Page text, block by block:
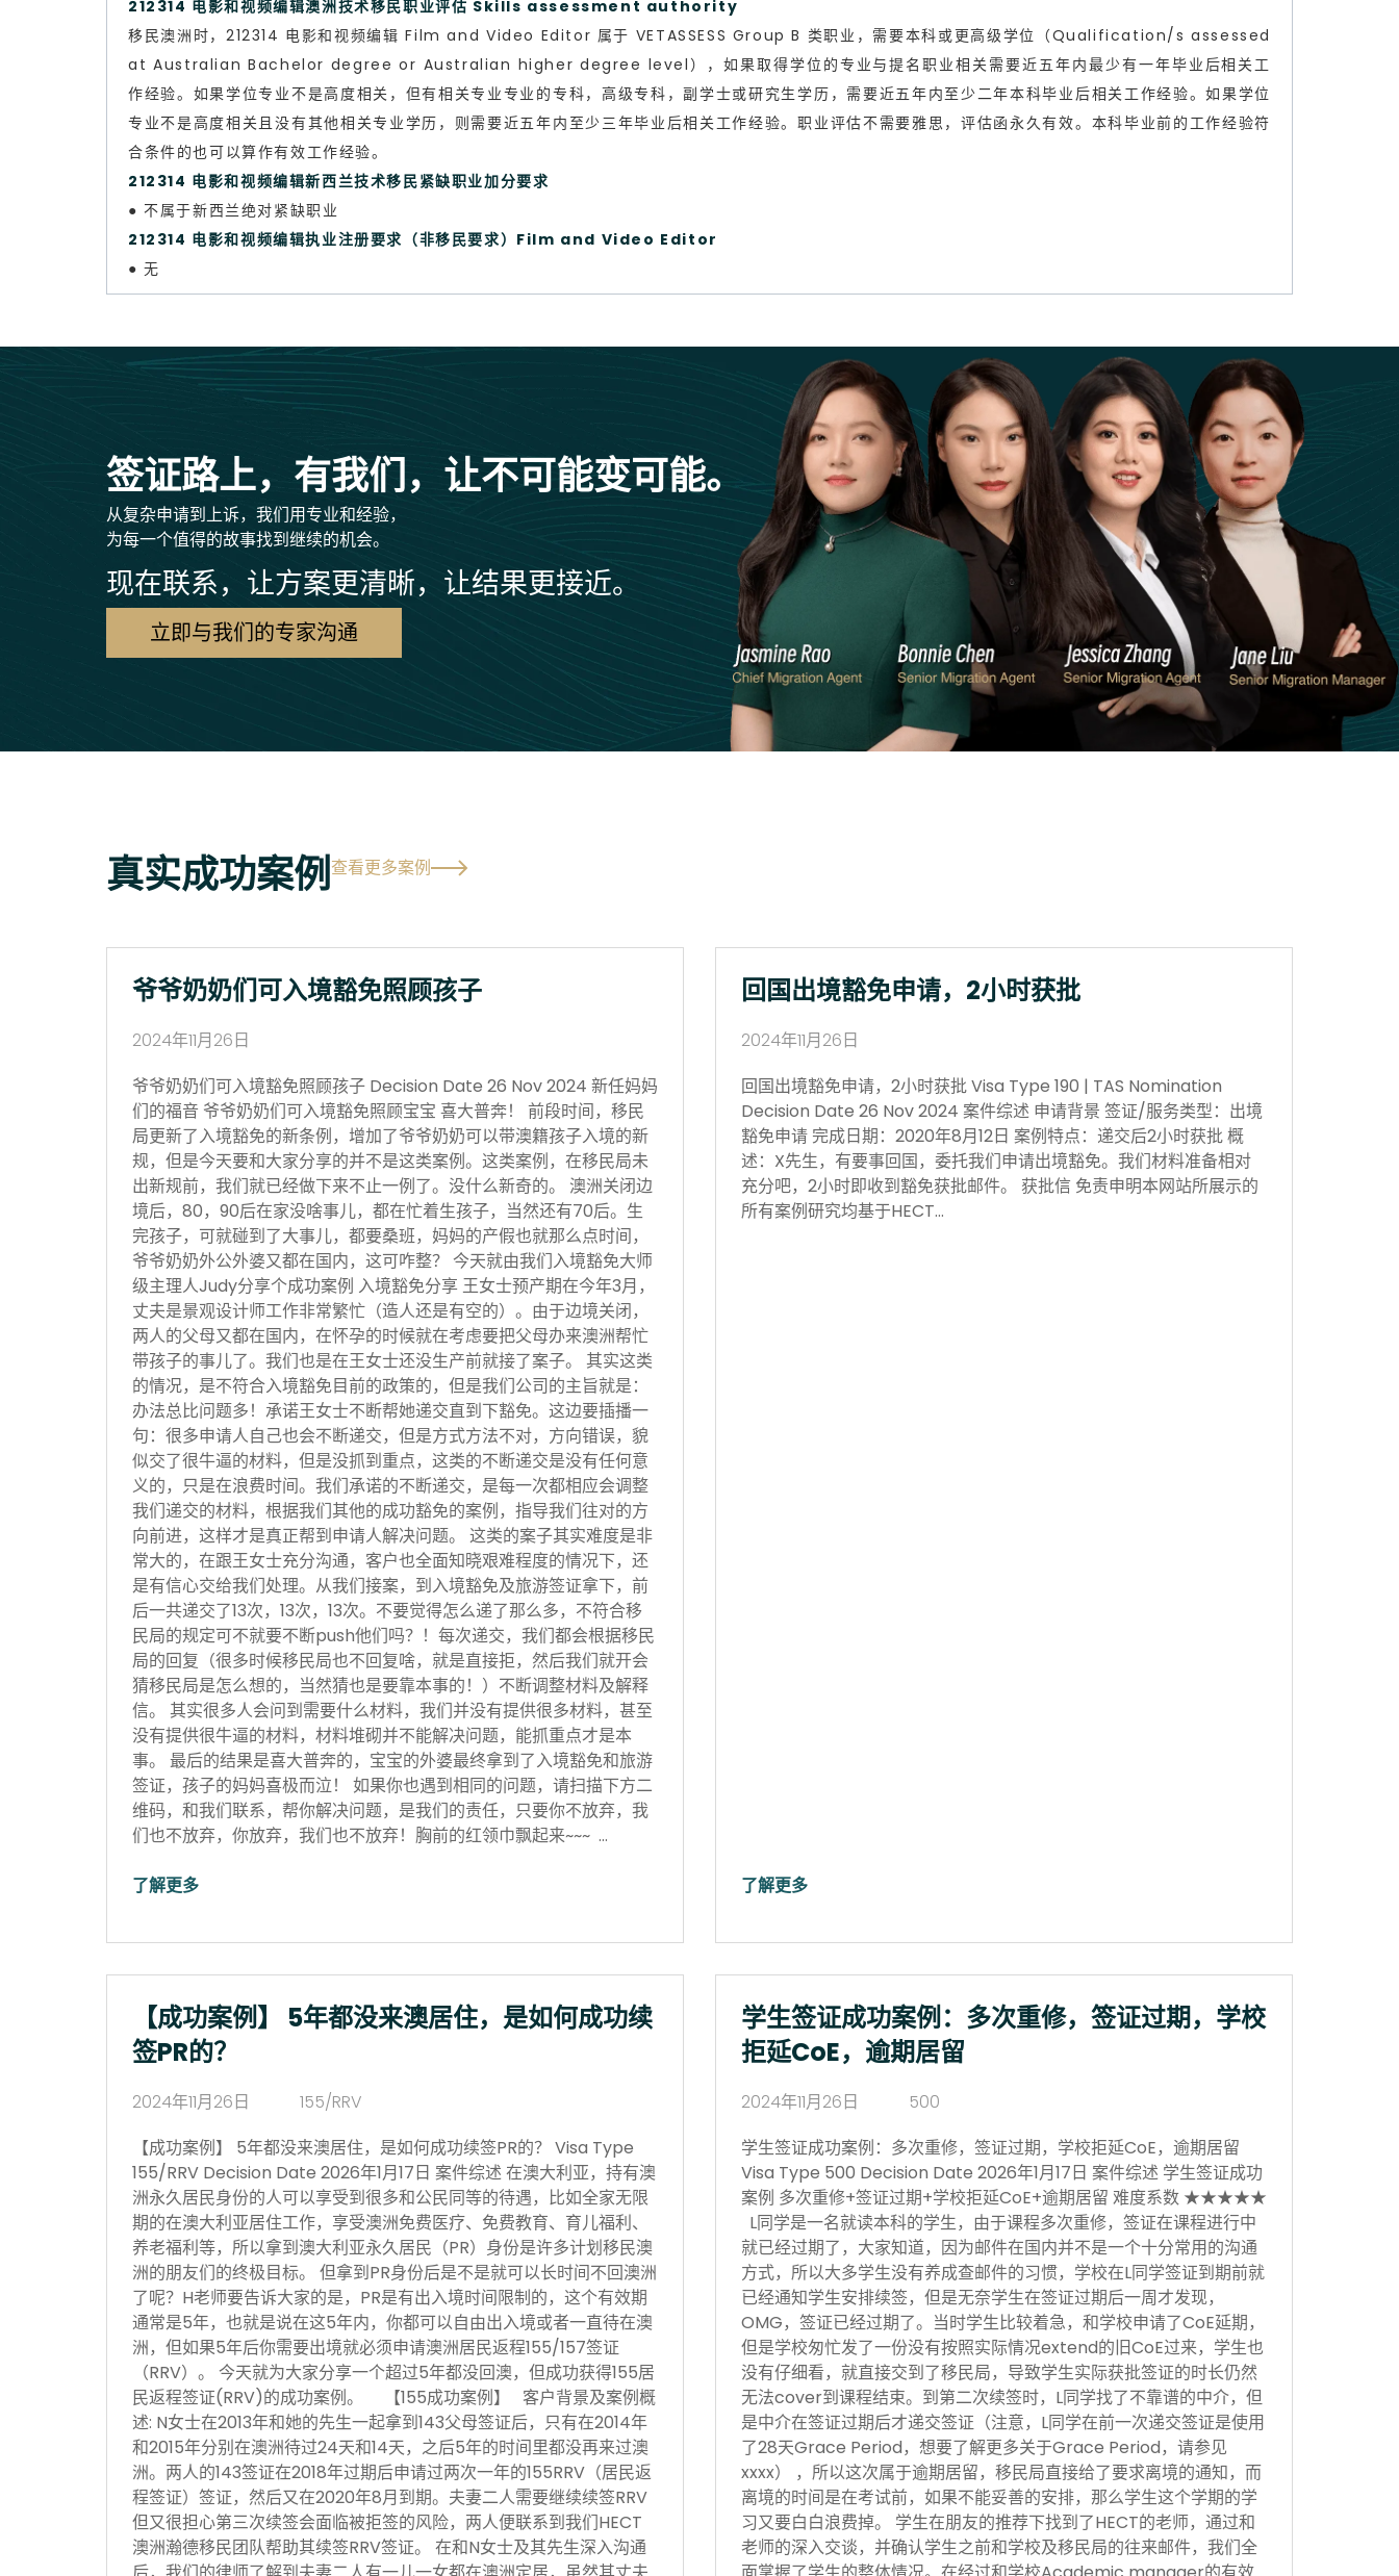
212314 电影和视频编辑澳洲技术移民职业评估 Skills assessment authority
移民澳洲时，212314 电影和视频编辑 Film and Video Editor 属于 VETASSESS Group B 类职业，需要本科或更高级学位（Qualification/s assessed
at Australian Bachelor degree or Australian higher degree level），如果取得学位的专业与提名职业相关需要近五年内最少有一年毕业后相关工
作经验。如果学位专业不是高度相关，但有相关专业专业的专科，高级专科，副学士或研究生学历，需要近五年内至少二年本科毕业后相关工作经验。如果学位
专业不是高度相关且没有其他相关专业学历，则需要近五年内至少三年毕业后相关工作经验。职业评估不需要雅思，评估函永久有效。本科毕业前的工作经验符
合条件的也可以算作有效工作经验。
212314 电影和视频编辑新西兰技术移民紧缺职业加分要求
● 不属于新西兰绝对紧缺职业
212314 电影和视频编辑执业注册要求（非移民要求）Film and Video Editor
● 无
签证路上，有我们，让不可能变可能。
从复杂申请到上诉，我们用专业和经验，
为每一个值得的故事找到继续的机会。
现在联系，让方案更清晰，让结果更接近。
立即与我们的专家沟通
真实成功案例查看更多案例
爷爷奶奶们可入境豁免照顾孩子
2024年11月26日
爷爷奶奶们可入境豁免照顾孩子 Decision Date 26 Nov 2024 新任妈妈
们的福音 爷爷奶奶们可入境豁免照顾宝宝 喜大普奔！ 前段时间，移民
局更新了入境豁免的新条例，增加了爷爷奶奶可以带澳籍孩子入境的新
规，但是今天要和大家分享的并不是这类案例。这类案例，在移民局未
出新规前，我们就已经做下来不止一例了。没什么新奇的。 澳洲关闭边
境后，80，90后在家没啥事儿，都在忙着生孩子，当然还有70后。生
完孩子，可就碰到了大事儿，都要桑班，妈妈的产假也就那么点时间，
爷爷奶奶外公外婆又都在国内，这可咋整？ 今天就由我们入境豁免大师
级主理人Judy分享个成功案例 入境豁免分享 王女士预产期在今年3月，
丈夫是景观设计师工作非常繁忙（造人还是有空的）。由于边境关闭，
两人的父母又都在国内，在怀孕的时候就在考虑要把父母办来澳洲帮忙
带孩子的事儿了。我们也是在王女士还没生产前就接了案子。 其实这类
的情况，是不符合入境豁免目前的政策的，但是我们公司的主旨就是：
办法总比问题多！承诺王女士不断帮她递交直到下豁免。这边要插播一
句：很多申请人自己也会不断递交，但是方式方法不对，方向错误，貌
似交了很牛逼的材料，但是没抓到重点，这类的不断递交是没有任何意
义的，只是在浪费时间。我们承诺的不断递交，是每一次都相应会调整
我们递交的材料，根据我们其他的成功豁免的案例，指导我们往对的方
向前进，这样才是真正帮到申请人解决问题。 这类的案子其实难度是非
常大的，在跟王女士充分沟通，客户也全面知晓艰难程度的情况下，还
是有信心交给我们处理。从我们接案，到入境豁免及旅游签证拿下，前
后一共递交了13次，13次，13次。不要觉得怎么递了那么多，不符合移
民局的规定可不就要不断push他们吗？！每次递交，我们都会根据移民
局的回复（很多时候移民局也不回复啥，就是直接拒，然后我们就开会
猜移民局是怎么想的，当然猜也是要靠本事的！）不断调整材料及解释
信。 其实很多人会问到需要什么材料，我们并没有提供很多材料，甚至
没有提供很牛逼的材料，材料堆砌并不能解决问题，能抓重点才是本
事。 最后的结果是喜大普奔的，宝宝的外婆最终拿到了入境豁免和旅游
签证，孩子的妈妈喜极而泣！ 如果你也遇到相同的问题，请扫描下方二
维码，和我们联系，帮你解决问题，是我们的责任，只要你不放弃，我
们也不放弃，你放弃，我们也不放弃！胸前的红领巾飘起来~~~ …
了解更多
回国出境豁免申请，2小时获批
2024年11月26日
回国出境豁免申请，2小时获批 Visa Type 190 | TAS Nomination
Decision Date 26 Nov 2024 案件综述 申请背景 签证/服务类型：出境
豁免申请 完成日期：2020年8月12日 案例特点：递交后2小时获批 概
述：X先生，有要事回国，委托我们申请出境豁免。我们材料准备相对
充分吧，2小时即收到豁免获批邮件。 获批信 免责申明本网站所展示的
所有案例研究均基于HECT…
了解更多
【成功案例】 5年都没来澳居住，是如何成功续
签PR的？
2024年11月26日
155/RRV
【成功案例】 5年都没来澳居住，是如何成功续签PR的？ Visa Type
155/RRV Decision Date 2026年1月17日 案件综述 在澳大利亚，持有澳
洲永久居民身份的人可以享受到很多和公民同等的待遇，比如全家无限
期的在澳大利亚居住工作，享受澳洲免费医疗、免费教育、育儿福利、
养老福利等，所以拿到澳大利亚永久居民（PR）身份是许多计划移民澳
洲的朋友们的终极目标。 但拿到PR身份后是不是就可以长时间不回澳洲
了呢？H老师要告诉大家的是，PR是有出入境时间限制的，这个有效期
通常是5年，也就是说在这5年内，你都可以自由出入境或者一直待在澳
洲，但如果5年后你需要出境就必须申请澳洲居民返程155/157签证
（RRV）。 今天就为大家分享一个超过5年都没回澳，但成功获得155居
民返程签证(RRV)的成功案例。 【155成功案例】 客户背景及案例概
述: N女士在2013年和她的先生一起拿到143父母签证后，只有在2014年
和2015年分别在澳洲待过24天和14天，之后5年的时间里都没再来过澳
洲。两人的143签证在2018年过期后申请过两次一年的155RRV（居民返
程签证）签证，然后又在2020年8月到期。夫妻二人需要继续续签RRV
但又很担心第三次续签会面临被拒签的风险，两人便联系到我们HECT
澳洲瀚德移民团队帮助其续签RRV签证。 在和N女士及其先生深入沟通
学生签证成功案例：多次重修，签证过期，学校
拒延CoE，逾期居留
2024年11月26日
500
学生签证成功案例：多次重修，签证过期，学校拒延CoE，逾期居留
Visa Type 500 Decision Date 2026年1月17日 案件综述 学生签证成功
案例 多次重修+签证过期+学校拒延CoE+逾期居留 难度系数 ★★★★★
L同学是一名就读本科的学生，由于课程多次重修，签证在课程进行中
就已经过期了，大家知道，因为邮件在国内并不是一个十分常用的沟通
方式，所以大多学生没有养成查邮件的习惯，学校在L同学签证到期前就
已经通知学生安排续签，但是无奈学生在签证过期后一周才发现，
OMG，签证已经过期了。当时学生比较着急，和学校申请了CoE延期，
但是学校匆忙发了一份没有按照实际情况extend的旧CoE过来，学生也
没有仔细看，就直接交到了移民局，导致学生实际获批签证的时长仍然
无法cover到课程结束。到第二次续签时，L同学找了不靠谱的中介，但
是中介在签证过期后才递交签证（注意，L同学在前一次递交签证是使用
了28天Grace Period，想要了解更多关于Grace Period，请参见
xxxx） ，所以这次属于逾期居留，移民局直接给了要求离境的通知，而
离境的时间是在考试前，如果不能妥善的安排，那么学生这个学期的学
习又要白白浪费掉。 学生在朋友的推荐下找到了HECT的老师，通过和
老师的深入交谈，并确认学生之前和学校及移民局的往来邮件，我们全